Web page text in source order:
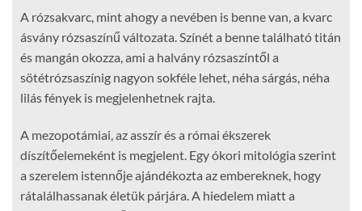
A rózsakvarc, mint ahogy a nevében is benne van, a kvarc
ásvány rózsaszínű változata. Színét a benne található titán
és mangán okozza, ami a halvány rózsaszíntől a
sötétrózsaszínig nagyon sokféle lehet, néha sárgás, néha
lilás fények is megjelenhetnek rajta.
A mezopotámiai, az asszír és a római ékszerek
díszítőelemeként is megjelent. Egy ókori mitológia szerint
a szerelem istennője ajándékozta az embereknek, hogy
rátalálhassanak életük párjára. A hiedelem miatt a